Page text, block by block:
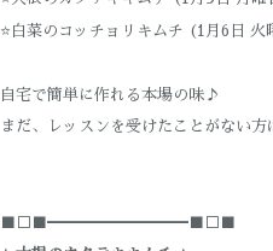
⭐️白菜のコッチョリキムチ (1月6日 火
自宅で簡単に作れる本場の味♪
まだ、レッスンを受けたことがない
■□■━━━━━━━━━■□■